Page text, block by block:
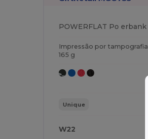
Impressão por tampografia
165 g
Unique
W22